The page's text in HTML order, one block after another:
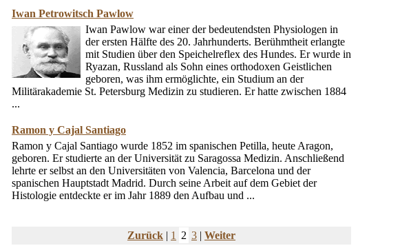
Iwan Petrowitsch Pawlow
Iwan Pawlow war einer der bedeutendsten Physiologen in
der ersten Hälfte des 20. Jahrhunderts. Berühmtheit erlangte
mit Studien über den Speichelreflex des Hundes. Er wurde in
Ryazan, Russland als Sohn eines orthodoxen Geistlichen
geboren, was ihm ermöglichte, ein Studium an der
Militärakademie St. Petersburg Medizin zu studieren. Er hatte zwischen 1884
...
Ramon y Cajal Santiago
Ramon y Cajal Santiago wurde 1852 im spanischen Petilla, heute Aragon,
geboren. Er studierte an der Universität zu Saragossa Medizin. Anschließend
lehrte er selbst an den Universitäten von Valencia, Barcelona und der
spanischen Hauptstadt Madrid. Durch seine Arbeit auf dem Gebiet der
Histologie entdeckte er im Jahr 1889 den Aufbau und ...
Zurück | 1 2 3 | Weiter